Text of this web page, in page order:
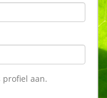
profiel aan.